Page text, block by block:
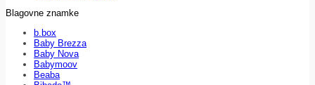
Blagovne znamke
b.box
Baby Brezza
Baby Nova
Babymoov
Beaba